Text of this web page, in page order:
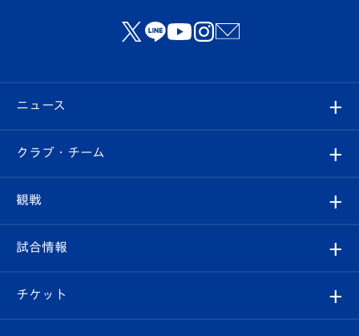
ニュース
すべて
クラブ
試合情報
クラブ・チーム
クラブ概要
エンブレム紹介
観戦
観戦ルール
はじめての観戦ガイド
試合情報
試合日程/結果
チケット